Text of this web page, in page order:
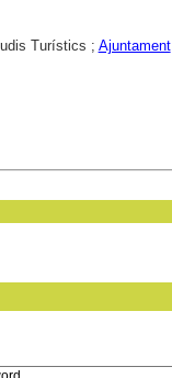
Turístics ; Ajuntament